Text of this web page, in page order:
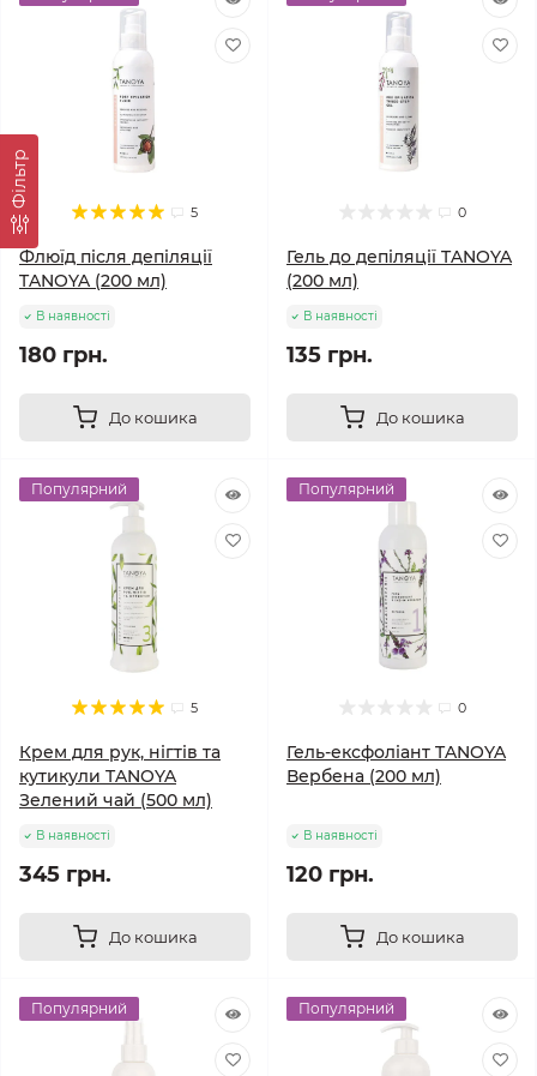
Фільтр
5
Флюїд після депіляції
TANOYA (200 мл)
В наявності
180 грн.
До кошика
0
Гель до депіляції TANOYA
(200 мл)
В наявності
135 грн.
До кошика
Популярний
5
Крем для рук, нігтів та
кутикули TANOYA
Зелений чай (500 мл)
В наявності
345 грн.
До кошика
Популярний
0
Гель-ексфоліант TANOYA
Вербена (200 мл)
В наявності
120 грн.
До кошика
Популярний Популярний